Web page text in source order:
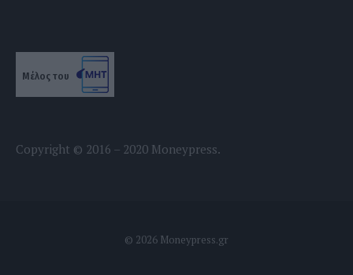
Μέλος του
Copyright © 2016 – 2020 Moneypress.
© 2026 Moneypress.gr